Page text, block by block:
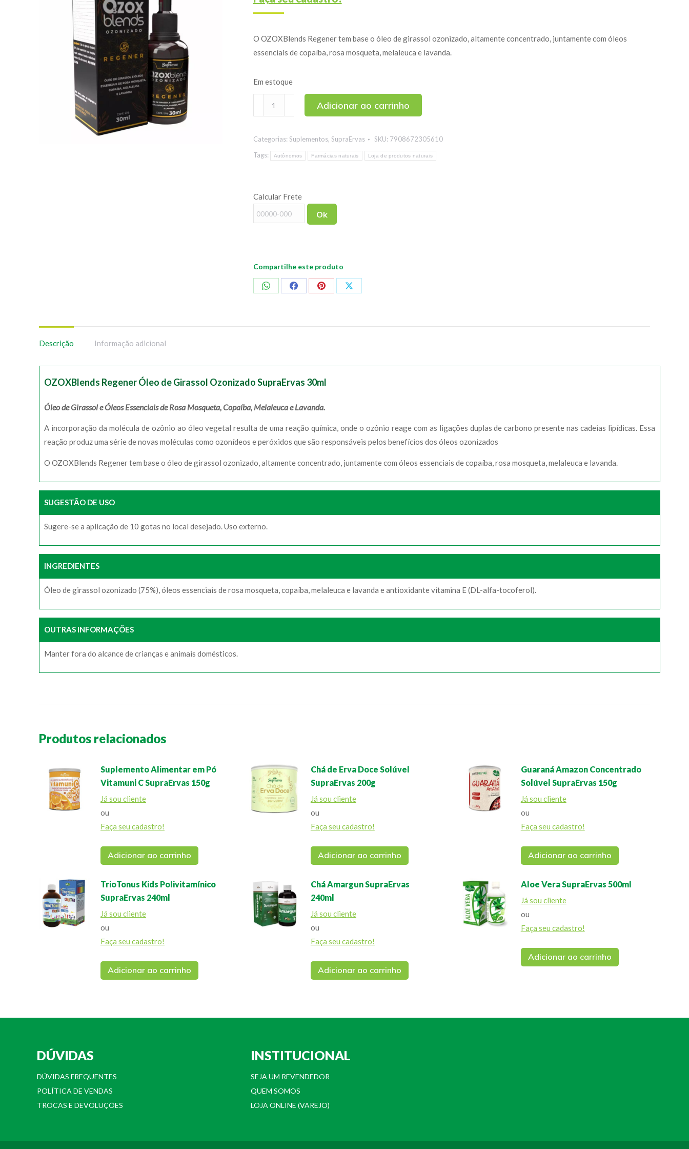
O OZOXBlends Regener tem base o óleo de girassol ozonizado, altamente concentrado, juntamente com óleos
essenciais de copaíba, rosa mosqueta, melaleuca e lavanda.
Em estoque
Regener
SupraErvas
30ml
Adicionar ao carrinho
Categorias: Suplementos, SupraErvas SKU: 7908672305610
Tags:
Autônomos Farmácias naturais Loja de produtos naturais
Calcular Frete
Ok
Compartilhe este produto
CompartilharCompartilharCompartilharCompartilhar
Descrição Informação adicional
OZOXBlends Regener Óleo de Girassol Ozonizado SupraErvas 30ml
Óleo de Girassol e Óleos Essenciais de Rosa Mosqueta, Copaíba, Melaleuca e Lavanda.
A incorporação da molécula de ozônio ao óleo vegetal resulta de uma reação química, onde o ozônio reage com as ligações duplas de carbono presente nas cadeias lipídicas. Essa
reação produz uma série de novas moléculas como ozonídeos e peróxidos que são responsáveis pelos benefícios dos óleos ozonizados
O OZOXBlends Regener tem base o óleo de girassol ozonizado, altamente concentrado, juntamente com óleos essenciais de copaíba, rosa mosqueta, melaleuca e lavanda.
SUGESTÃO DE USO
Sugere-se a aplicação de 10 gotas no local desejado. Uso externo.
INGREDIENTES
Óleo de girassol ozonizado (75%), óleos essenciais de rosa mosqueta, copaíba, melaleuca e lavanda e antioxidante vitamina E (DL-alfa-tocoferol).
OUTRAS INFORMAÇÕES
Manter fora do alcance de crianças e animais domésticos.
Produtos relacionados
Suplemento Alimentar em Pó
Vitamuni C SupraErvas 150g
Já sou cliente
ou
Faça seu cadastro!
Adicionar ao carrinho
Chá de Erva Doce Solúvel
SupraErvas 200g
Já sou cliente
ou
Faça seu cadastro!
Adicionar ao carrinho
Guaraná Amazon Concentrado
Solúvel SupraErvas 150g
Já sou cliente
ou
Faça seu cadastro!
Adicionar ao carrinho
TrioTonus Kids Polivitamínico
SupraErvas 240ml
Já sou cliente
ou
Faça seu cadastro!
Adicionar ao carrinho
Chá Amargun SupraErvas
240ml
Já sou cliente
ou
Faça seu cadastro!
Adicionar ao carrinho
Aloe Vera SupraErvas 500ml
Já sou cliente
ou
Faça seu cadastro!
Adicionar ao carrinho
DÚVIDAS
DÚVIDAS FREQUENTES
POLÍTICA DE VENDAS
TROCAS E DEVOLUÇÕES
INSTITUCIONAL
SEJA UM REVENDEDOR
QUEM SOMOS
LOJA ONLINE (VAREJO)